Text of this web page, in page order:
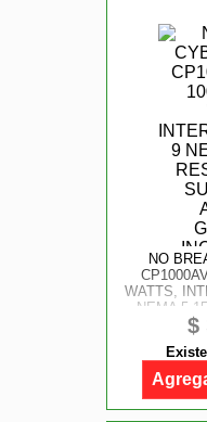
NO
WATTS,
NEMA 5-
SUPRESIN,
$